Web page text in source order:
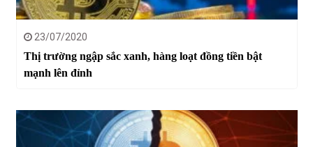
23/07/2020
Thị trường ngập sắc xanh, hàng loạt đồng tiền bật
mạnh lên đỉnh